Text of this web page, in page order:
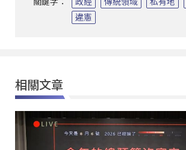
違憲
相關文章